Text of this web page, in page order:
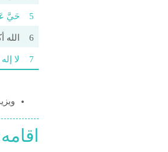
5 حَيَّ
6 الله
7 لا